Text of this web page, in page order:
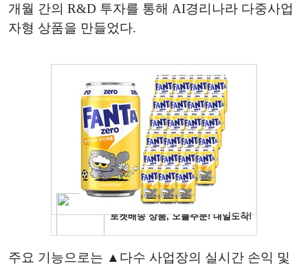
개월 간의 R&D 투자를 통해 AI경리나라 다중사업
자형 상품을 만들었다.
주요 기능으로는 ▲다수 사업장의 실시간 손익 및